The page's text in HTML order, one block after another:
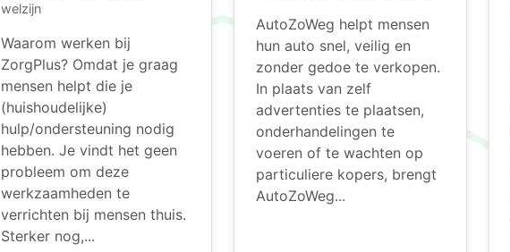
welzijn
Waarom werken bij
ZorgPlus? Omdat je graag
mensen helpt die je
(huishoudelijke)
hulp/ondersteuning nodig
hebben. Je vindt het geen
probleem om deze
werkzaamheden te
verrichten bij mensen thuis.
Sterker nog,...
AutoZoWeg helpt mensen
hun auto snel, veilig en
zonder gedoe te verkopen.
In plaats van zelf
advertenties te plaatsen,
onderhandelingen te
voeren of te wachten op
particuliere kopers, brengt
AutoZoWeg...